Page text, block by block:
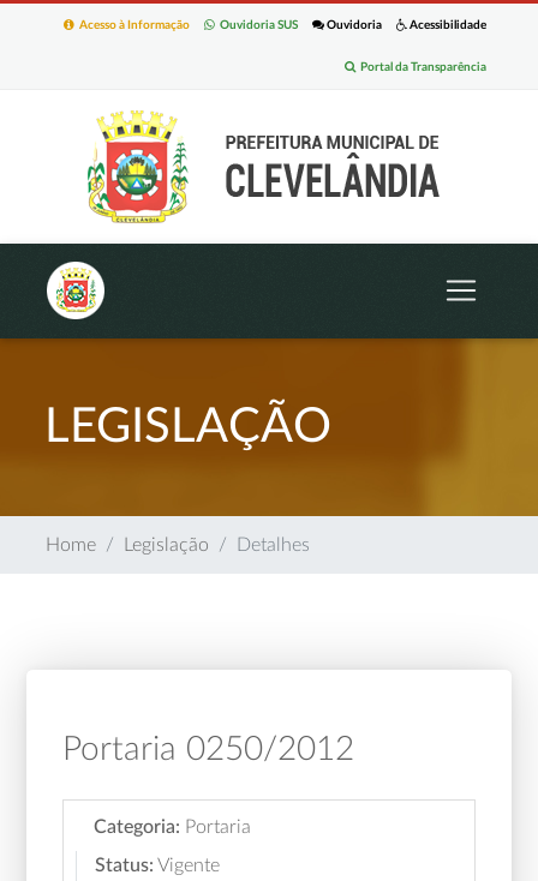
Acessibilidade
Ouvidoria
Ouvidoria SUS
Acesso à Informação
Portal da Transparência
LEGISLAÇÃO
Home Legislação Detalhes
Portaria 0250/2012
Categoria: Portaria
Status: Vigente